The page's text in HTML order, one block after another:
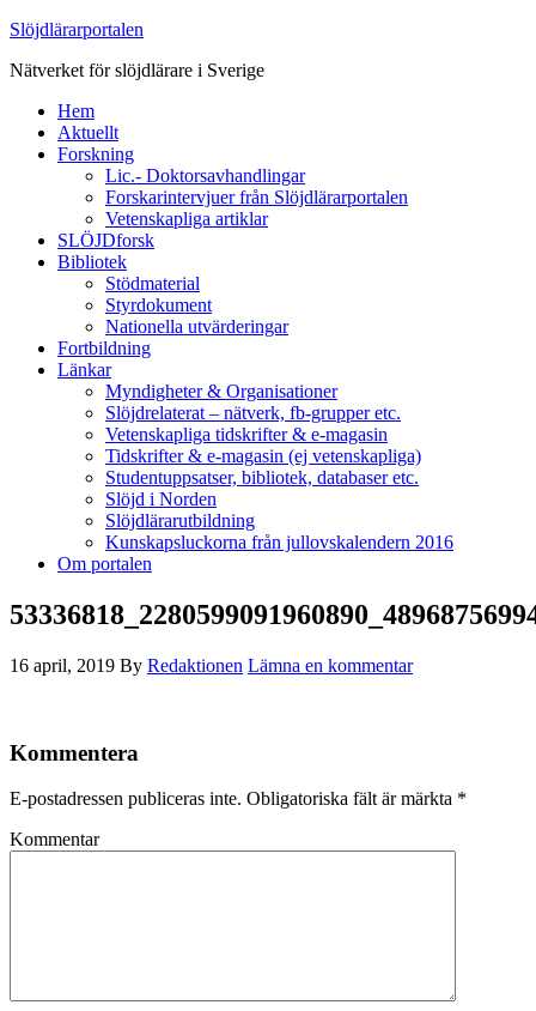
Slöjdlärarportalen
Nätverket för slöjdlärare i Sverige
Hem
Aktuellt
Forskning
Lic.- Doktorsavhandlingar
Forskarintervjuer från Slöjdlärarportalen
Vetenskapliga artiklar
SLÖJDforsk
Bibliotek
Stödmaterial
Styrdokument
Nationella utvärderingar
Fortbildning
Länkar
Myndigheter & Organisationer
Slöjdrelaterat – nätverk, fb-grupper etc.
Vetenskapliga tidskrifter & e-magasin
Tidskrifter & e-magasin (ej vetenskapliga)
Studentuppsatser, bibliotek, databaser etc.
Slöjd i Norden
Slöjdlärarutbildning
Kunskapsluckorna från jullovskalendern 2016
Om portalen
16 april, 2019 By Redaktionen Lämna en kommentar
Kommentera
E-postadressen publiceras inte. Obligatoriska fält är märkta *
Kommentar